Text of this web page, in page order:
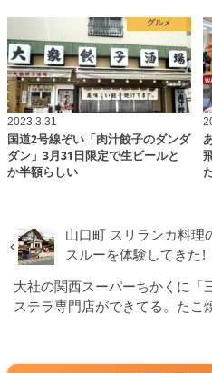
グルメ
2023.3.31
国道2号線ぞい「肉汁餃子のダンダ
ダン」3月31日限定で生ビールと
か半額らしい
山口町 スリランカ料理
スルーを体験してきた!
大社の関西スーパーちかくに「
ステラ専門店ができてる。たこ